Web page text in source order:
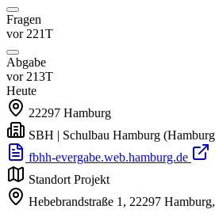
Fragen
vor 221T
Abgabe
vor 213T
Heute
22297 Hamburg
SBH | Schulbau Hamburg
fbhh-evergabe.web.hamburg.de
Standort Projekt
Hebebrandstraße 1, 22297 Hamburg,